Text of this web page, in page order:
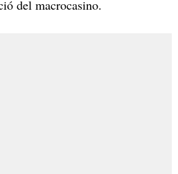
del macrocasino.